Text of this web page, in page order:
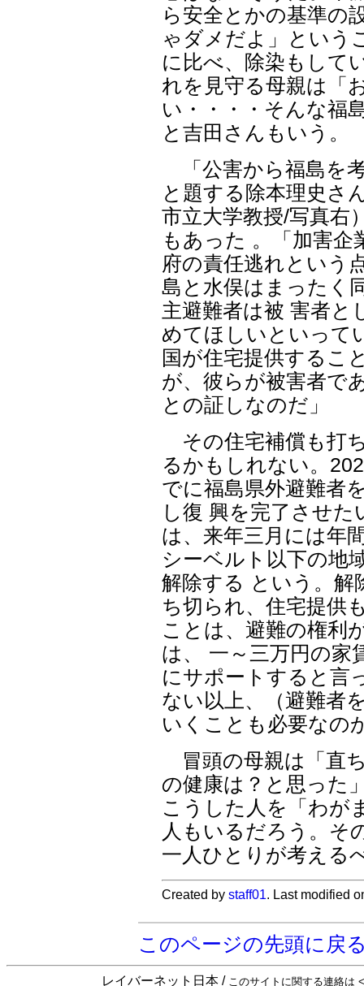
ら安全とかの基準の
ゃダメだよ」という
に比べ、除染もして
れを見守る母親は「
い・・・・そんな福
と吉田さんもいう。
「公害から福島を
と題する除本理史さ
市立大学教授/写真右
もあった 。「加害企
府の責任逃れという
島と水俣はまったく
主避難者は被 害者と
めてほしいといって
国が住宅提供するこ
が、彼らが被害者で
との証しなのだ」
その住宅補償も打
るかもしれない。
でに福島県外避難者
し復 興を完了させた
は、来年三月には年
シーベルト以下の地
解除する という。解
ち切られ、住宅提供
ことは、避難の権利
は、 一～三万円の家
にサポートすると言
ない以上、（避難者
いくことも必要なの
冒頭の母親は「直
の健康は？と思った
こうした人を「わが
人もいるだろう。そ
一人ひとりが考える
Created bystaff01. Last modified
このページの先頭に戻
レイバーネット日本 / このサイトに関する連絡は